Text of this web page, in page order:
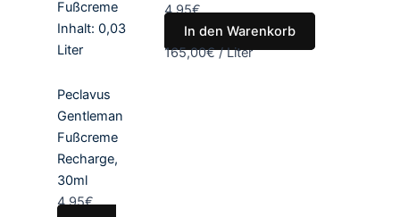
Inhalt: 0,03
Liter
Peclavus
Gentleman
Fußcreme
Recharge,
30ml
4,95€
4,95€
In den Warenkorb
165,00€/Liter